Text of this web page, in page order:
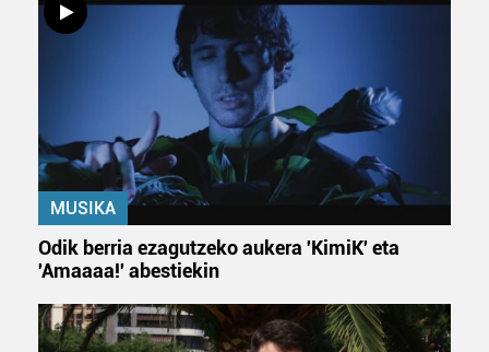
irakurri
MUSIKA
Odik berria ezagutzeko aukera 'KimiK' eta
'Amaaaa!' abestiekin